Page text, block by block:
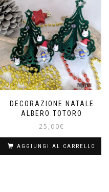
DECORAZIONE NATALE
ALBERO TOTORO
25,00€
AGGIUNGI AL CARRELLO